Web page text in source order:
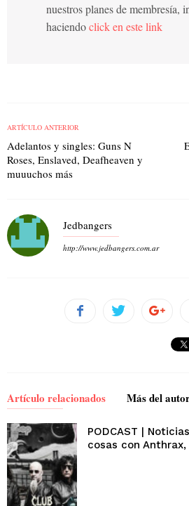
nuestros planes de membresía,
haciendoclick en este link
ARTÍCULO ANTERIOR
Adelantos y singles: Guns N
Roses, Enslaved, Deafheaven y
muuuchos más
Jedbangers
http://www.jedbangers.com.ar
Artículo relacionados Más del
PODCAST |
cosas con